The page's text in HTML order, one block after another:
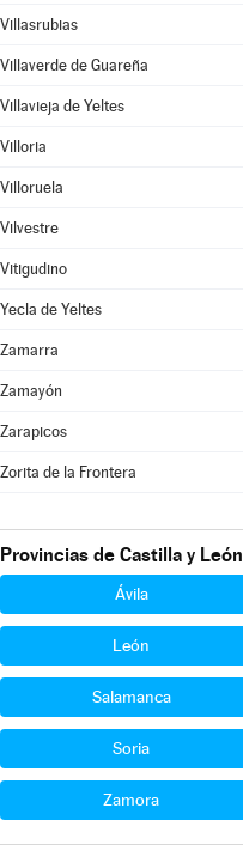
Villasrubias
Villaverde de Guareña
Villavieja de Yeltes
Villoria
Villoruela
Vilvestre
Vitigudino
Yecla de Yeltes
Zamarra
Zamayón
Zarapicos
Zorita de la Frontera
Provincias de Castilla y León
Ávila
León
Salamanca
Soria
Zamora